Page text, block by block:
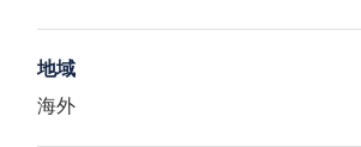
地域
海外